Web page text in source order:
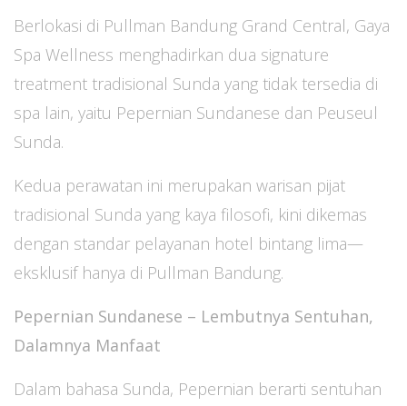
Berlokasi di Pullman Bandung Grand Central, Gaya
Spa Wellness menghadirkan dua signature
treatment tradisional Sunda yang tidak tersedia di
spa lain, yaitu Pepernian Sundanese dan Peuseul
Sunda.
Kedua perawatan ini merupakan warisan pijat
tradisional Sunda yang kaya filosofi, kini dikemas
dengan standar pelayanan hotel bintang lima—
eksklusif hanya di Pullman Bandung.
Pepernian Sundanese – Lembutnya Sentuhan,
Dalamnya Manfaat
Dalam bahasa Sunda, Pepernian berarti sentuhan